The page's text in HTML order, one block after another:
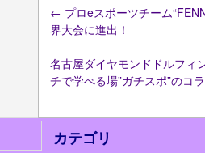
← プロeスポーツチーム
界大会に進出！
名古屋ダイヤモンドドルフィ
チで学べる場”ガチスポ”のコ
カテゴリ